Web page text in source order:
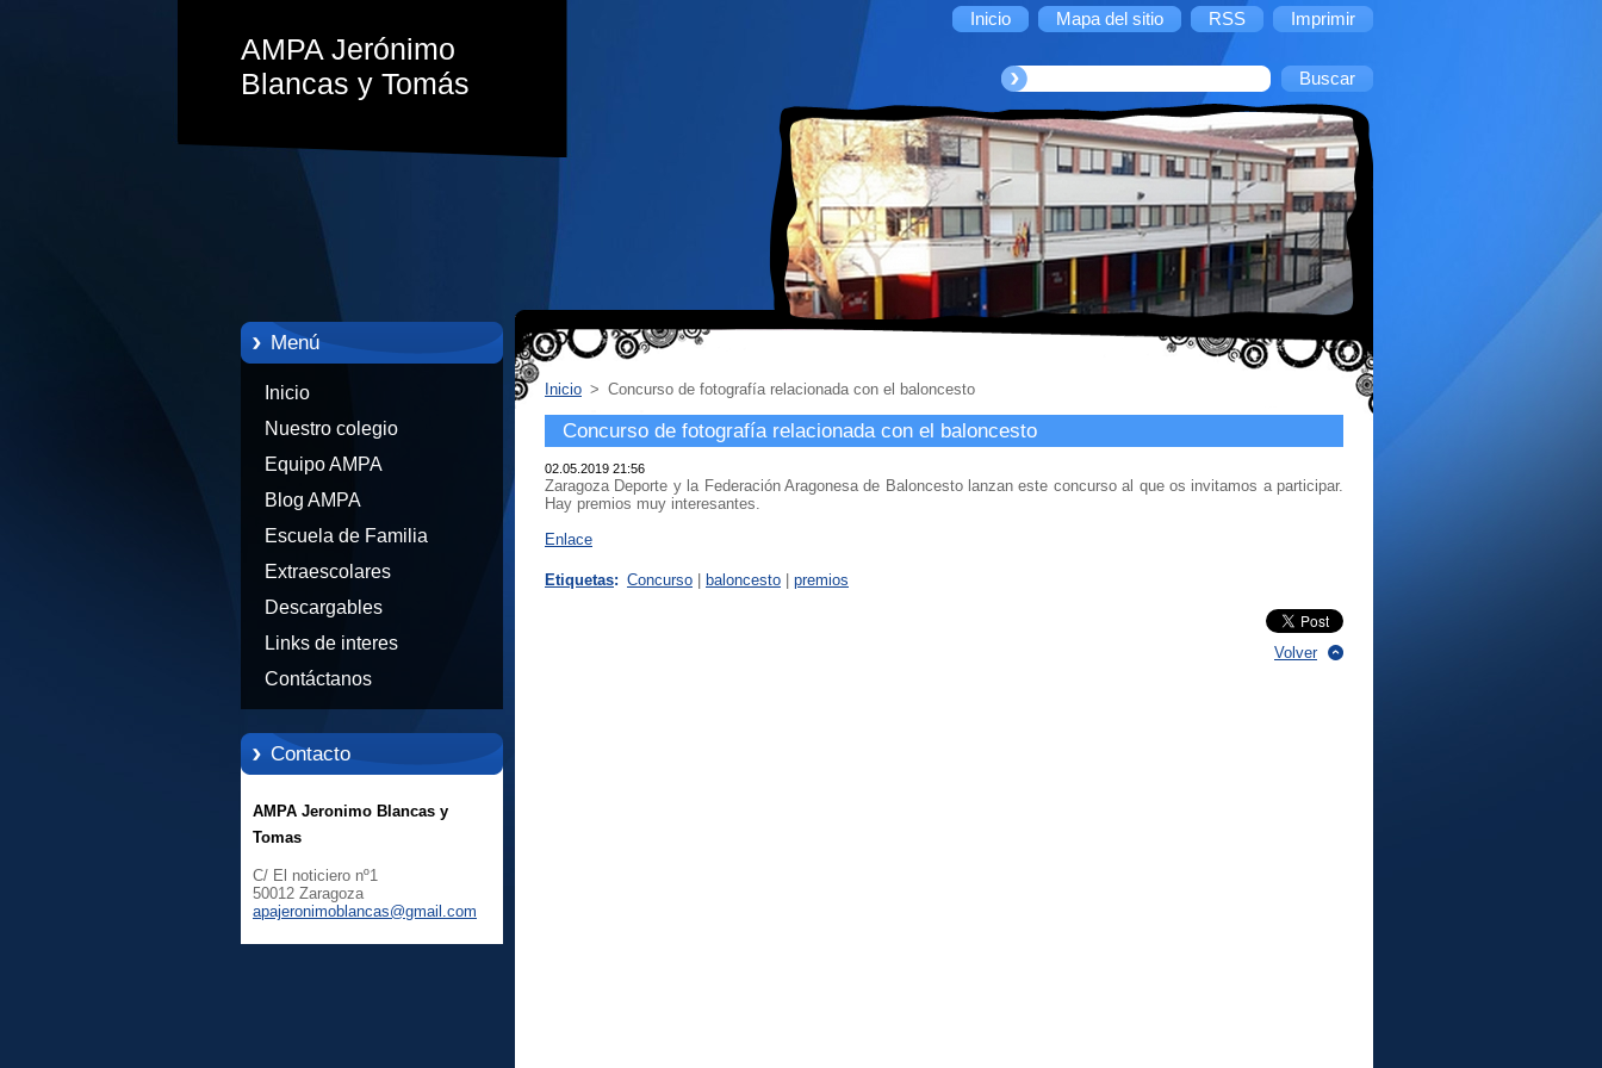
Inicio Mapa del sitio RSS Imprimir
AMPA Jerónimo
Blancas y Tomás
Menú
Inicio
Nuestro colegio
Equipo AMPA
Blog AMPA
Escuela de Familia
Extraescolares
Descargables
Links de interes
Contáctanos
Contacto
AMPA Jeronimo Blancas y
Tomas
C/ El noticiero nº1
50012 Zaragoza
apajeronimoblancas@gmail .com
Inicio > Concurso de fotografía relacionada con el baloncesto
Concurso de fotografía relacionada con el baloncesto
02.05.2019 21:56
Zaragoza Deporte y la Federación Aragonesa de Baloncesto lanzan este concurso al que os invitamos a participar.
Hay premios muy interesantes.
Enlace
Etiquetas: Concurso baloncesto premios
Volver